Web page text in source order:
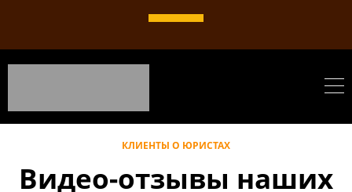
КЛИЕНТЫ О ЮРИСТАХ
Видео-отзывы наших